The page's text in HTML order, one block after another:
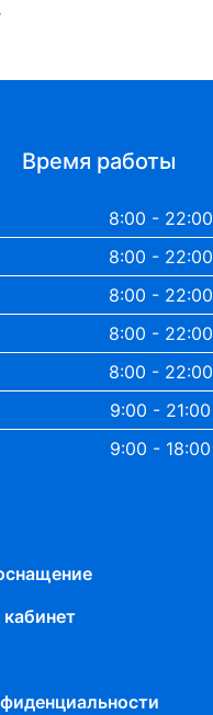
Время работы
8:00 - 22:00
8:00 - 22:00
8:00 - 22:00
8:00 - 22:00
8:00 - 22:00
9:00 - 21:00
9:00 - 18:00